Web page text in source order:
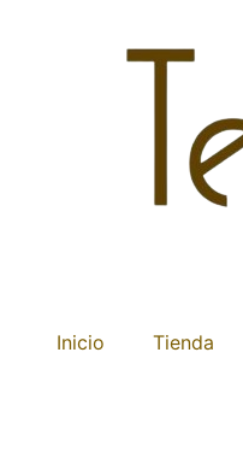
Inicio Tienda